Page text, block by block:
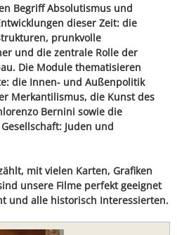
Begriff Absolutismus und
dieser Zeit: die
prunkvolle
und die zentrale Rolle der
Die Module thematisieren
die Innen- und Außenpolitik
Merkantilismus, die Kunst des
Bernini sowie die
Juden und
mit vielen Karten, Grafiken
unsere Filme perfekt geeignet
und alle historisch Interessierten.